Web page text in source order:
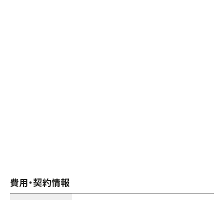
費用・契約情報